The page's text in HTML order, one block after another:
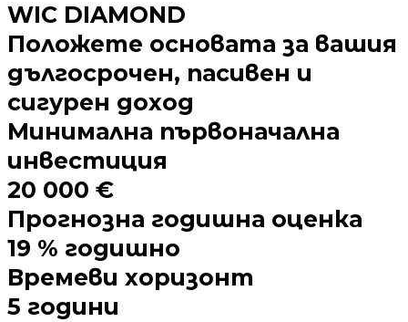
WIC DIAMOND
Положете основата за вашия
дългосрочен, пасивен и
сигурен доход
Минимална първоначална
инвестиция
20 000 €
Прогнозна годишна оценка
19 % годишно
Времеви хоризонт
5 години